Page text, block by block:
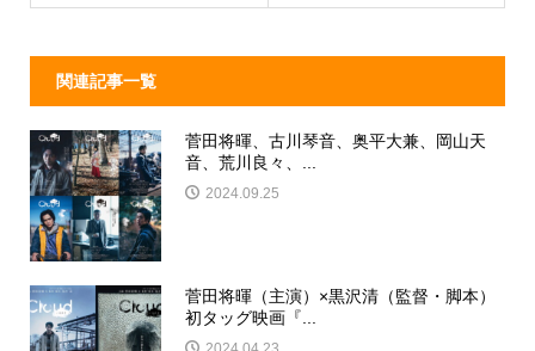
関連記事一覧
菅田将暉、古川琴音、奥平大兼、岡山天
音、荒川良々、...
2024.09.25
菅田将暉（主演）×黒沢清（監督・脚本）
初タッグ映画『...